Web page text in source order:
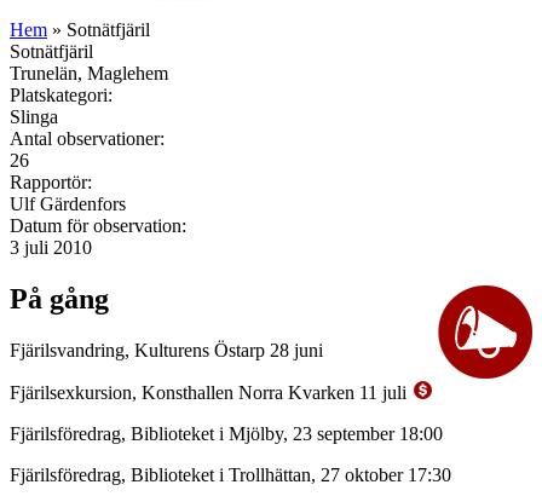
Hem » Sotnätfjäril
Sotnätfjäril
Trunelän, Maglehem
Platskategori:
Slinga
Antal observationer:
26
Rapportör:
Ulf Gärdenfors
Datum för observation:
3 juli 2010
På gång
Fjärilsvandring, Kulturens Östarp 28 juni
Fjärilsexkursion, Konsthallen Norra Kvarken 11 juli
Fjärilsföredrag, Biblioteket i Mjölby, 23 september 18:00
Fjärilsföredrag, Biblioteket i Trollhättan, 27 oktober 17:30